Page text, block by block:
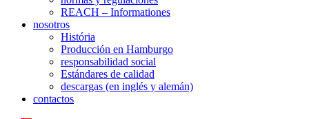
REACH – Informationes
nosotros
História
Producción en Hamburgo
responsabilidad social
Estándares de calidad
descargas (en inglés y alemán)
contactos